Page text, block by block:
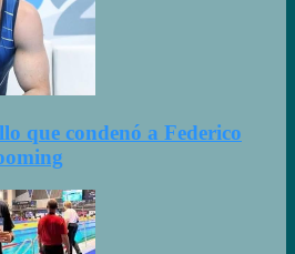
que condenó a Federico